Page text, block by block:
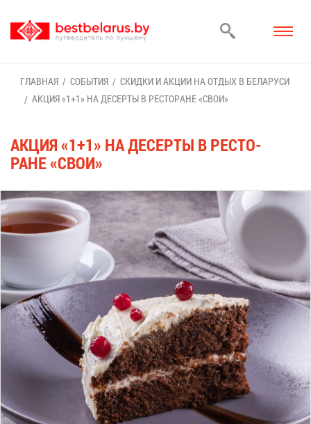
ГЛАВ­НАЯ СО­БЫ­ТИЯ
СКИД­КИ И АК­ЦИИ НА ОТ­ДЫХ В БЕ­ЛА­РУ­СИ
АК­ЦИЯ «1+1» НА ДЕ­СЕР­ТЫ В РЕ­СТО­РАНЕ «СВОИ»
АК­ЦИЯ «1+1» НА ДЕ­СЕР­ТЫ В РЕ­СТО­
РАНЕ «СВОИ»